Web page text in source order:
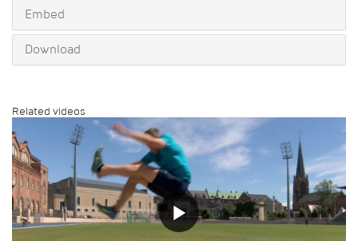
Embed
Download
Related videos